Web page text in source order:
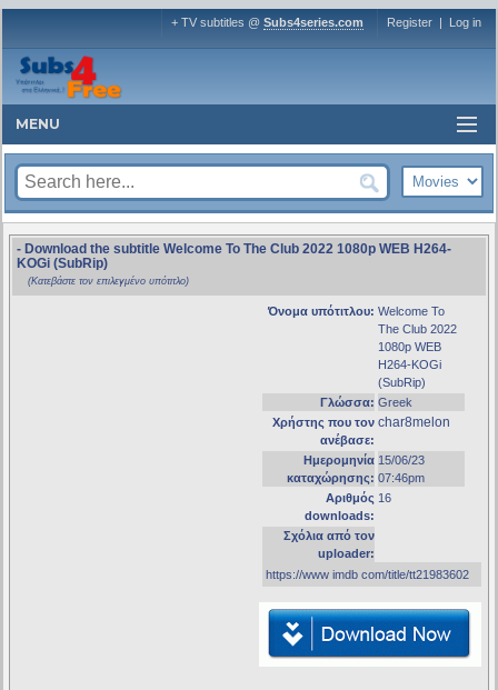
+ TV subtitles @ Subs4series.com Register | Log in
MENU
- Download the subtitle Welcome To The Club 2022 1080p WEB H264-
KOGi (SubRip)
(Κατεβάστε τον επιλεγμένο υπότιτλο)
Όνομα υπότιτλου: Welcome To
The Club 2022
1080p WEB
H264-KOGi
(SubRip)
Γλώσσα: Greek
Χρήστης που τον
ανέβασε:
char8melon
Ημερομηνία
καταχώρησης:
15/06/23
07:46pm
Αριθμός
downloads:
16
Σχόλια από τον
uploader:
https://www imdb com/title/tt21983602